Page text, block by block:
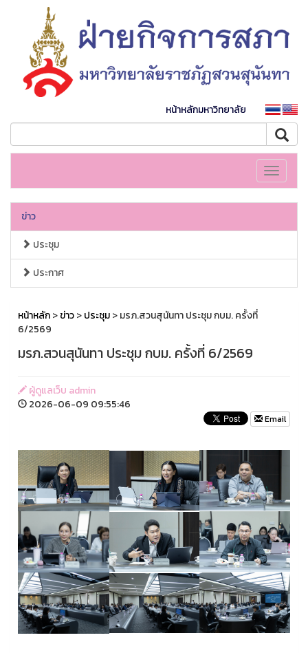
หน้าหลักมหาวิทยาลัย
Toggle
ข่าว
ประชุม
ประกาศ
หน้าหลัก>ข่าว>ประชุม> มรภ.สวนสุนันทา ประชุม กบม. ครั้งที่
6/2569
มรภ.สวนสุนันทา ประชุม กบม. ครั้งที่ 6/2569
ผู้ดูแลเว็บ admin
2026-06-09 09:55:46
Email